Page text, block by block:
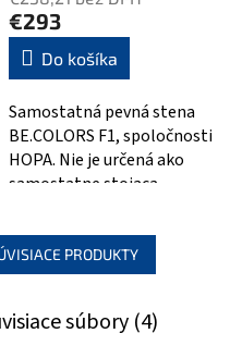
€293
Do košíka
Samostatná pevná stena
BE.COLORS F1, spoločnosti
HOPA. Nie je určená ako
samostatne stojaca
kombináciu so sprchovými...
PRODUKTY
súbory (4)